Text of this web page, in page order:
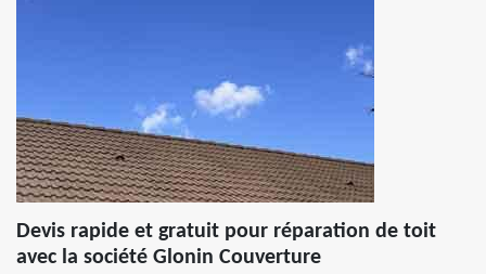
Devis rapide et gratuit pour réparation de toit
avec la société Glonin Couverture